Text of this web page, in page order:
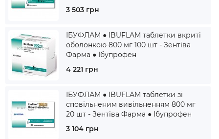
3 503 грн
ІБУФЛАМ ● IBUFLAM таблетки вкриті
оболонкою 800 мг 100 шт - Зентіва
Фарма ● Ібупрофен
4 221 грн
ІБУФЛАМ ● IBUFLAM таблетки зі
сповільненим вивільненням 800 мг
20 шт - Зентіва Фарма ● Ібупрофен
3 104 грн